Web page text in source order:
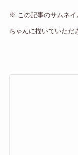
※ この記事のサムネイ
ちゃんに描いていた